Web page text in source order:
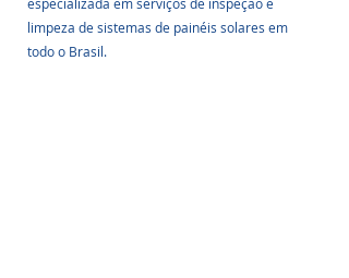
especializada em serviços de inspeção e
limpeza de sistemas de painéis solares em
todo o Brasil.